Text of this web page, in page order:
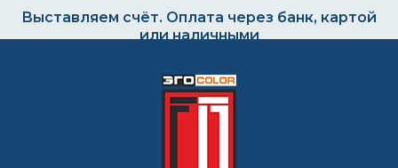
Выставляем счёт. Оплата через банк, картой
или наличными
Формируем заказ и отправляем транспортной